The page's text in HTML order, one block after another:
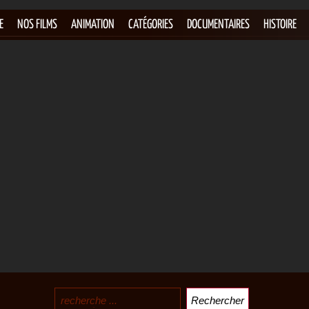
NOS FILMS ANIMATION CATÉGORIES DOCUMENTAIRES HISTOIRE